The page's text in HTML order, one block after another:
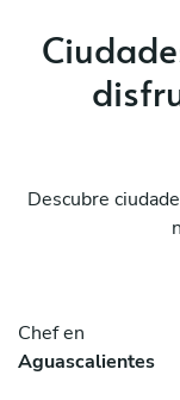
Descubre
Chef en
Aguascalientes